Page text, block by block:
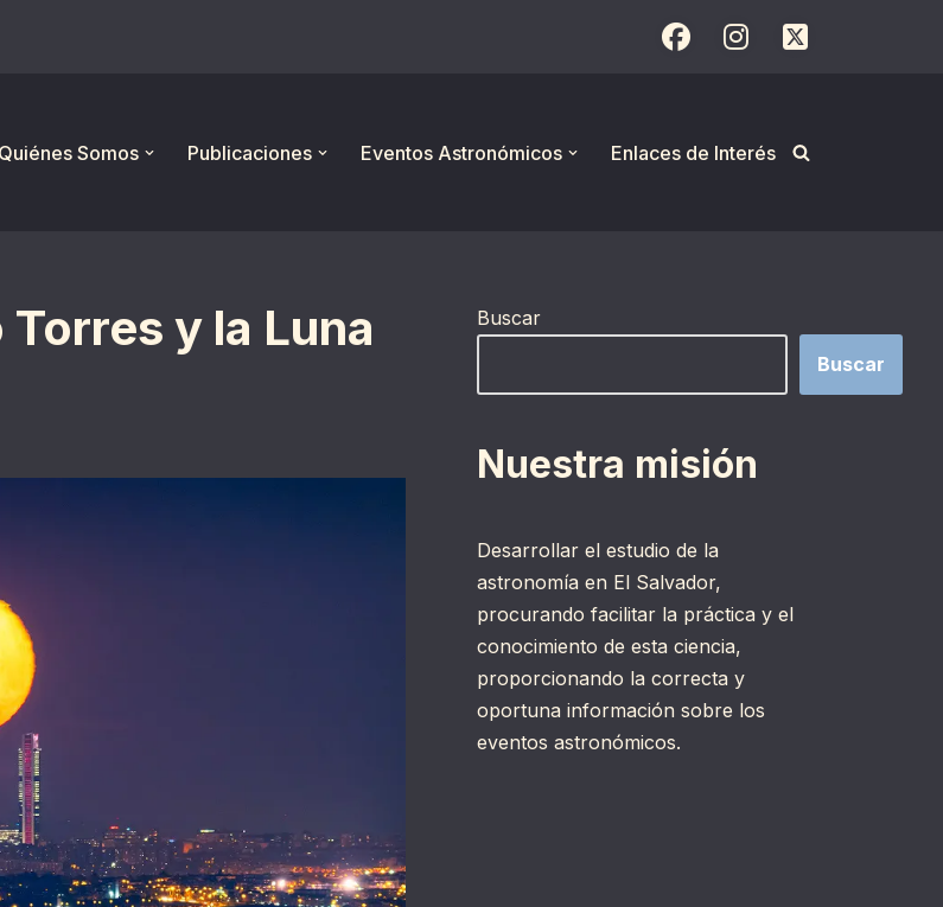
Quiénes Somos Publicaciones Eventos Astronómicos Enlaces de Interés
y la Luna
Buscar
Buscar
Nuestra misión
Desarrollar el estudio de la
astronomía en El Salvador,
procurando facilitar la práctica y el
conocimiento de esta ciencia,
proporcionando la correcta y
oportuna información sobre los
eventos astronómicos.